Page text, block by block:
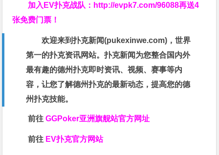
加入EV扑克战队： http://evpk7.com/96088再送4
张免费门票！
欢迎来到扑克新闻(pukexinwe.com)，世界
第一的扑克资讯网站。扑克新闻为您整合国内外
最有趣的德州扑克即时资讯、视频、赛事等内
容，让您了解德州扑克的最新动态，提高您的德
州扑克技能。
前往GGPoker亚洲旗舰站官方网址
前往 EV扑克官方网站